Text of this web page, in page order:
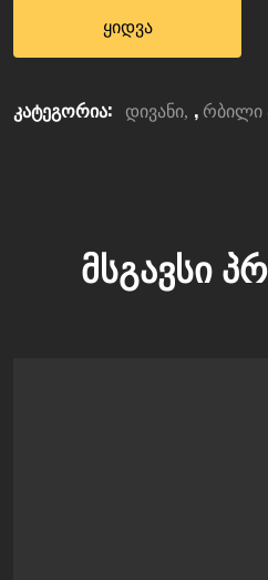
ყიდვა
კატეგორია: დივანი , რბილი
ᲛᲡᲒᲐᲕᲡᲘ